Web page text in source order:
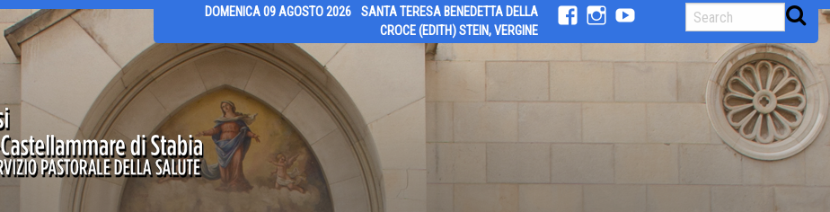
DOMENICA 09 AGOSTO 2026
SANTA TERESA BENEDETTA DELLA
CROCE (EDITH) STEIN, VERGINE